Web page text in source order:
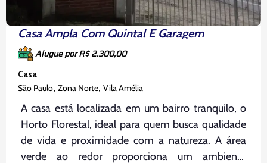
Casa Ampla Com Quintal E Garagem
Alugue por R$ 2.300,00
Casa
São Paulo, Zona Norte, Vila Amélia
A casa está localizada em um bairro tranquilo, o
Horto Florestal, ideal para quem busca qualidade
de vida e proximidade com a natureza. A área
verde ao redor proporciona um ambiente